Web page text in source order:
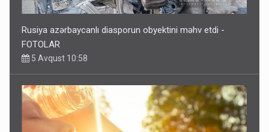
Rusiya azərbaycanlı diasporun obyektini məhv etdi -
FOTOLAR
5 Avqust 10:58